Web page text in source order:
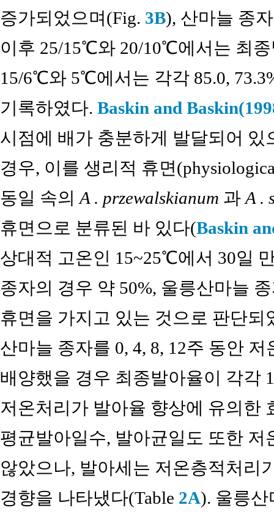
증가되었으며(Fig. 3B), 산마늘 종
이후 25/15℃와 20/10℃에서는 최
15/6℃와 5℃에서는 각각 85.0,
기록하였다. Baskin and
시점에 배가 충분하게 발달되어 있
경우, 이를 생리적 휴면
동일 속의 A . przewalskianum 과 A .
휴면으로 분류된 바 있다(Baskin
상대적 고온인 15~25℃에서 30일
종자의 경우 약 50%, 울릉산마늘
휴면을 가지고 있는 것으로 판단되
산마늘 종자를 0, 4, 8, 12주 동안
배양했을 경우 최종발아율이 각각
저온처리가 발아율 향상에 유의한
평균발아일수, 발아균일도 또한
않았으나, 발아세는 저온층적처리
경향을 나타냈다(Table 2A). 울릉